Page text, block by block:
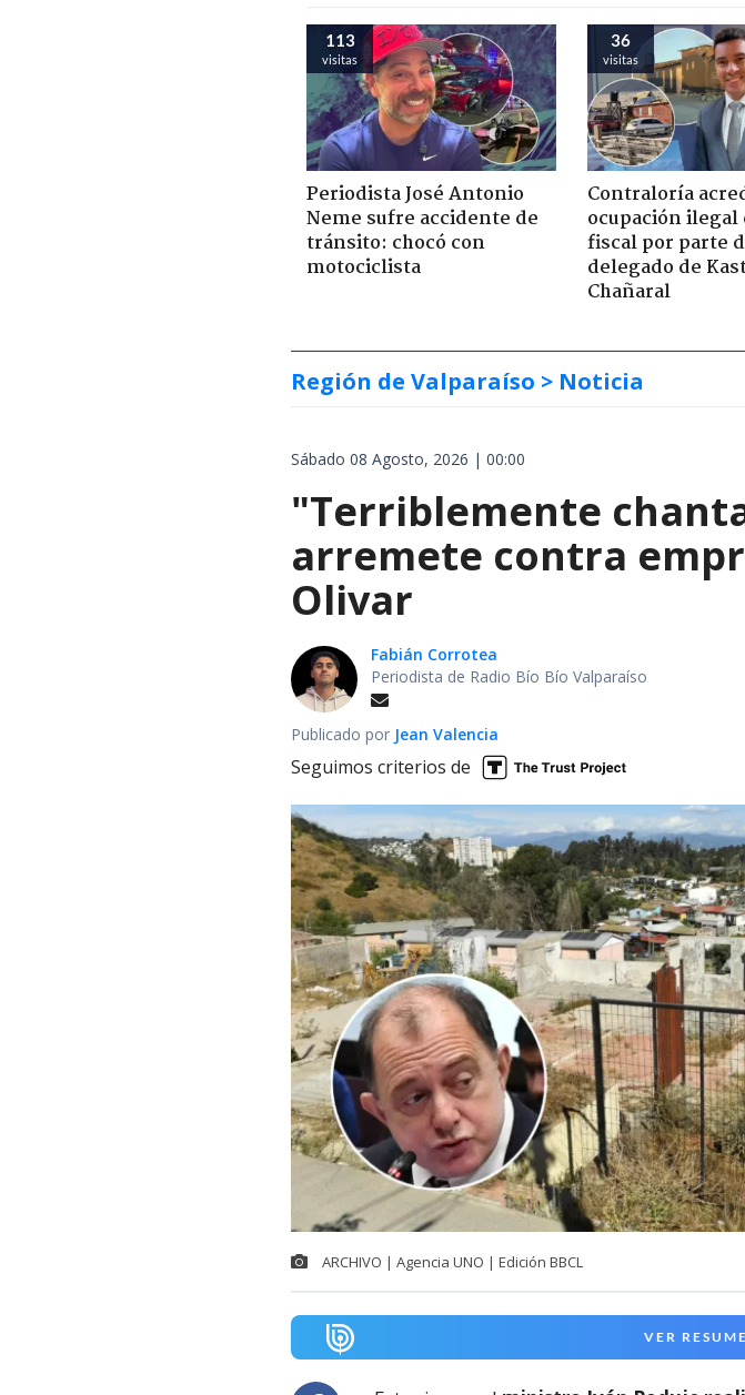
113
visitas
Periodista José Antonio
Neme sufre accidente de
tránsito: chocó con
motociclista
36
visitas
Contraloría
ocupación ilegal
fiscal por parte
delegado de
Chañaral
Región de Valparaíso > Noticia
Sábado 08 Agosto, 2026 | 00:00
"Terriblemente
arremete contra
Olivar
Fabián Corrotea
Periodista de Radio Bío Bío Valparaíso
Publicado por Jean Valencia
Seguimos criterios de
ARCHIVO | Agencia UNO | Edición BBCL
VER